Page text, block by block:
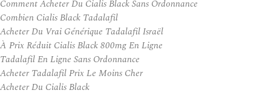
Comment Acheter Du Cialis Black Sans Ordonnance
Combien Cialis Black Tadalafil
Acheter Du Vrai Générique Tadalafil Israël
À Prix Réduit Cialis Black 800mg En Ligne
Tadalafil En Ligne Sans Ordonnance
Acheter Tadalafil Prix Le Moins Cher
Acheter Du Cialis Black